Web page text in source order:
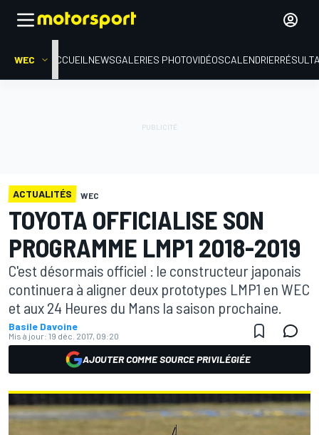
WEC ACCUEIL NEWSGALERIES PHOTOVIDÉOSCALENDRIER
ACTUALITÉS WEC
TOYOTA OFFICIALISE SON
PROGRAMME LMP1 2018-2019
C'est désormais officiel : le constructeur japonais
continuera à aligner deux prototypes LMP1 en WEC
et aux 24 Heures du Mans la saison prochaine.
Basile Davoine
Mis à jour: 19 déc. 2017, 09:20
AJOUTER COMME SOURCE PRIVILÉGIÉE